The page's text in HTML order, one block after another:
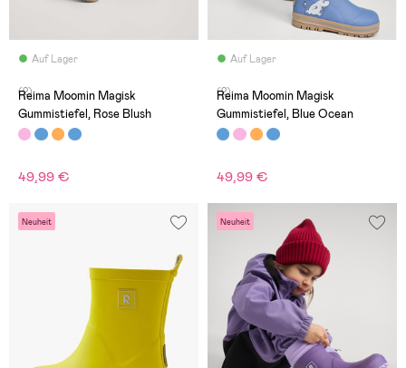
Auf Lager
(2)
Reima Moomin Magisk
Gummistiefel, Rose Blush
49,99 €
Auf Lager
(2)
Reima Moomin Magisk
Gummistiefel, Blue Ocean
49,99 €
Neuheit Neuheit